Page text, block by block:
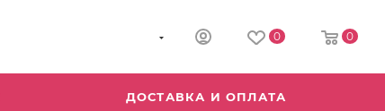
0 0
ДОСТАВКА И ОПЛАТА